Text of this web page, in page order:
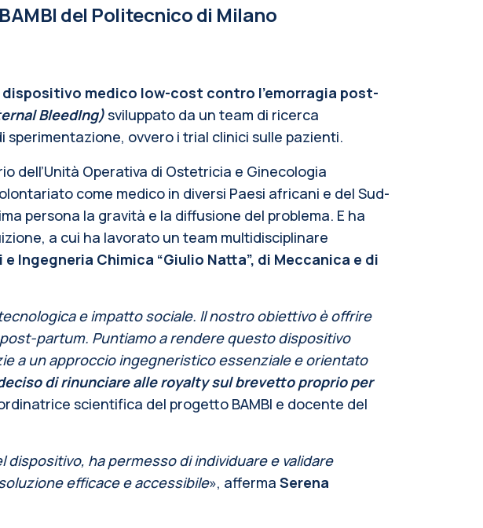
del Politecnico di Milano
dispositivo medico low-cost contro l’emorragia post-
BleedIng)sviluppato da un team di ricerca
ovvero i trial clinici sulle pazienti.
dell’Unità Operativa di Ostetricia e Ginecologia
come medico in diversi Paesi africani e del Sud-
persona la gravità e la diffusione del problema. E ha
a cui ha lavorato un team multidisciplinare
Ingegneria Chimica “Giulio Natta”, di Meccanica e di
e impatto sociale. Il nostro obiettivo è offrire
partum. Puntiamo a rendere questo dispositivo
a un approccio ingegneristico essenziale e orientato
di rinunciare alle royalty sul brevetto proprio per
scientifica del progetto BAMBI e docente del
ha permesso di individuare e validare
efficace e accessibile», afferma Serena